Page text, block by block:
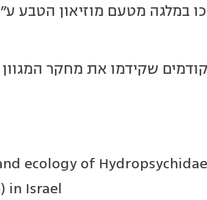
שזכו במלגה מטעם מוזיאון הטבע
אלו מצטרפים ל-40 זוכים קודמים שקידמו את מחקר
ecology of
in Israel